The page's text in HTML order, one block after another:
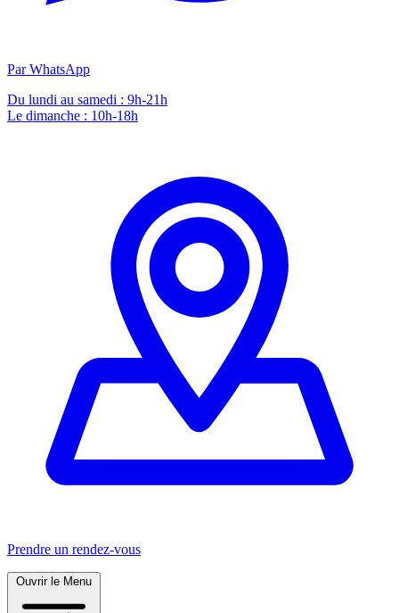
Par WhatsApp
Du lundi au samedi : 9h-21h
Le dimanche : 10h-18h
Prendre un rendez-vous